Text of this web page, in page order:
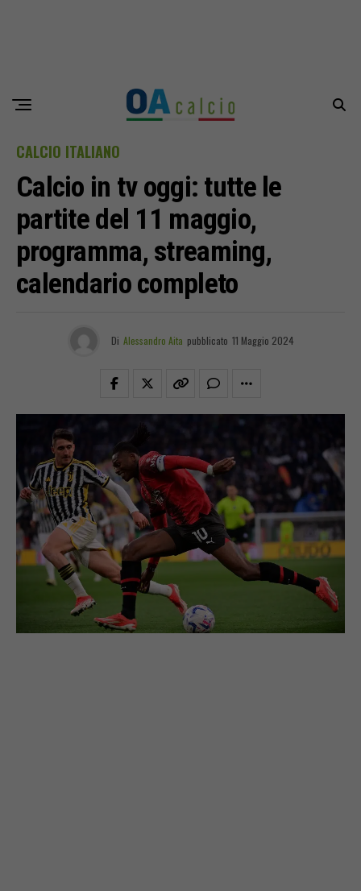
CALCIO ITALIANO
Calcio in tv oggi: tutte le
partite del 11 maggio,
programma, streaming,
calendario completo
Di Alessandro Aita pubblicato 11 Maggio 2024